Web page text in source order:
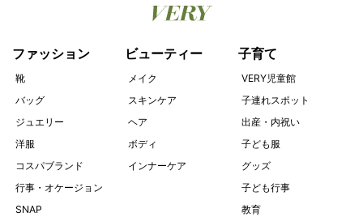
ファッション
靴
バッグ
ジュエリー
洋服
コスパブランド
行事・オケージョン
SNAP
ビューティー
メイク
スキンケア
ヘア
ボディ
インナーケア
子育て
VERY児童館
子連れスポット
出産・内祝い
子ども服
グッズ
子ども行事
教育